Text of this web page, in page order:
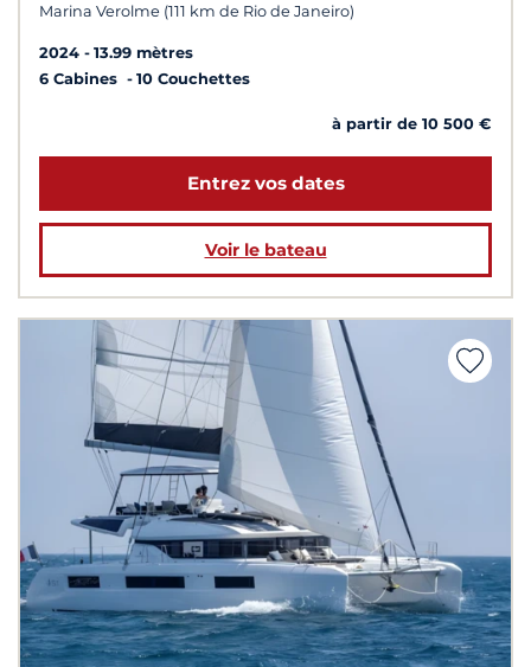
Marina Verolme (111 km de Rio de Janeiro)
2024
13.99 mètres
6 Cabines
10 Couchettes
à partir de 10 500 €
Entrez vos dates
Voir le bateau